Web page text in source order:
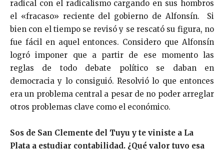
radical con el radicalismo cargando en sus hombros
el «fracaso» reciente del gobierno de Alfonsín. Si
bien con el tiempo se revisó y se rescató su figura, no
fue fácil en aquel entonces. Considero que Alfonsín
logró imponer que a partir de ese momento las
reglas de todo debate político se daban en
democracia y lo consiguió. Resolvió lo que entonces
era un problema central a pesar de no poder arreglar
otros problemas clave como el económico.
Sos de San Clemente del Tuyu y te viniste a La
Plata a estudiar contabilidad. ¿Qué valor tuvo esa